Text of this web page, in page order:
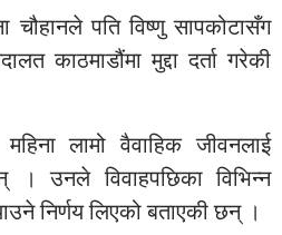
चौहानले पति विष्णु सापकोटासँग
काठमाडौंमा मुद्दा दर्ता गरेकी
लामो वैवाहिक जीवनलाई
। उनले विवाहपछिका विभिन्न
निर्णय लिएको बताएकी छन् ।